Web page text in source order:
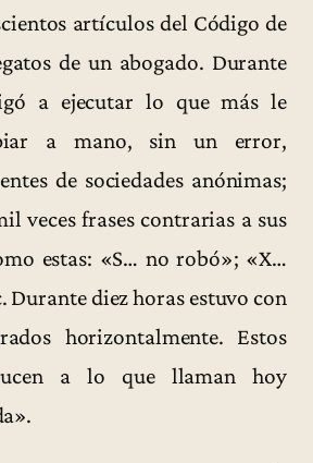
artículos del Código de
de un abogado. Durante
a ejecutar lo que más le
a mano, sin un error,
de sociedades anónimas;
veces frases contrarias a sus
estas: «S… no robó»; «X…
Durante diez horas estuvo con
horizontalmente. Estos
a lo que llaman hoy